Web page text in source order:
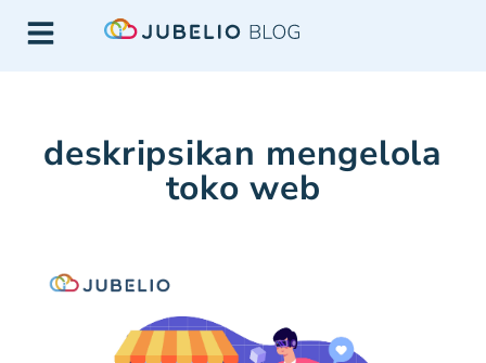
deskripsikan mengelola
toko web